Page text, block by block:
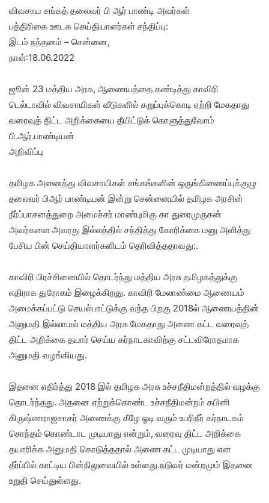
விவசாய சங்கத் தலைவர் பி ஆர் பாண்டி அவர்கள்
பத்திரிகை ஊடக செய்தியாளர்கள் சந்திப்பு:
இடம் நந்தனம் – சென்னை,
நாள்:18.06.2022
ஜூன் 23 மத்திய அரசு, ஆணையத்தை கண்டித்து காவிரி
டெல்டாவில் விவசாயிகள் வீடுகளில் கறுப்புக்கொடி ஏற்றி மேகதாது
வரைவுத் திட்ட அறிக்கையை தீயிட்டுக் கொளுத்துவோம்
பி.ஆர்.பாண்டியன்
அறிவிப்பு
தமிழக அனைத்து விவசாயிகள் சங்கங்களின் ஒருங்கிணைப்புக்குழு
தலைவர் பிஆர் பாண்டியன் இன்று சென்னையில் தமிழக அரசின்
நீர்ப்பாசனத்துறை அமைச்சர் மாண்புமிகு கா துரைமுருகன்
அவர்களை அவரது இல்லத்தில் சந்தித்து கோரிக்கை மனு அளித்து
பேசிய பின் செய்தியாளர்களிடம் தெரிவித்ததாவது:.
காவிரி பிரச்சினையில் தொடர்ந்து மத்திய அரசு தமிழகத்துக்கு
எதிராக துரோகம் இழைக்கிறது. காவிரி மேலாண்மை ஆணையம்
அமைக்கப்பட்டு செயல்பாட்டுக்கு வந்த பிறகு 2018ல் ஆணையத்தின்
அனுமதி இல்லாமல் மத்திய அரசு மேகதாது அணை கட்ட வரைவுத்
திட்ட அறிக்கை தயார் செய்ய கர்நாடகாவிற்கு சட்டவிரோதமாக
அனுமதி வழங்கியது.
இதனை எதிர்த்து 2018 இல் தமிழக அரசு உச்சநீதிமன்றத்தில் வழக்கு
தொடர்ந்தது. அதனை ஏற்றுக்கொண்ட உச்சநீதிமன்றம் கபினி
கிருஷ்ணராஜசாகர் அணைக்கு கீழே ஓடி வரும் உபரிநீர் கர்நாடகம்
சொந்தம் கொண்டாட முடியாது என்றும், வரைவு திட்ட அறிக்கை
தயாரிக்க அனுமதி கொடுத்ததால் அணை கட்ட முடியாது என
தீர்ப்பில் காட்டிய பின்நிலுவையில் உள்ளது.நடுவர் மன்றமும் இதனை
உறுதி செய்துள்ளது.